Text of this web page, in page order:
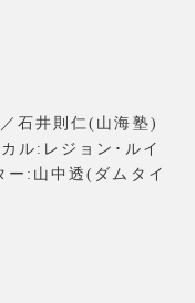
石井則仁(山海塾)
ル:レジョン･ルイ
ー:山中透(ダムタイ